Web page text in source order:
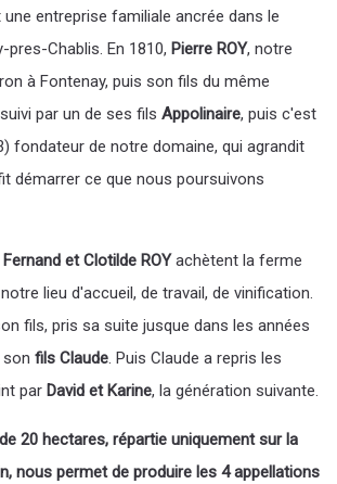
entreprise familiale ancrée dans le
pres-Chablis. En 1810, Pierre ROY, notre
à Fontenay, puis son fils du même
par un de ses fils Appolinaire, puis c'est
fondateur de notre domaine, qui agrandit
démarrer ce que nous poursuivons
Fernand et Clotilde ROYachètent la ferme
lieu d'accueil, de travail, de vinification.
fils, pris sa suite jusque dans les années
son fils Claude. Puis Claude a repris les
par David et Karine, la génération suivante.
20 hectares, répartie uniquement sur la
nous permet de produire les 4 appellations